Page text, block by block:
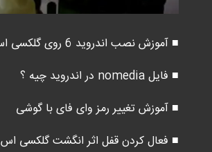
■ آموزش نصب اندروید 6 روی گلکسی اس 5
■ فایل nomedia در اندروید چیه ؟
■ آموزش تغییر رمز وای فای با گوشی
■ فعال کردن قفل اثر انگشت گلکسی اس 7